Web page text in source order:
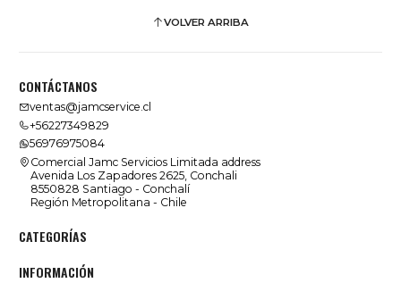
VOLVER ARRIBA
CONTÁCTANOS
ventas@jamcservice.cl
+56227349829
56976975084
Comercial Jamc Servicios Limitada address
Avenida Los Zapadores 2625, Conchali
8550828 Santiago - Conchalí
Región Metropolitana - Chile
CATEGORÍAS
INFORMACIÓN